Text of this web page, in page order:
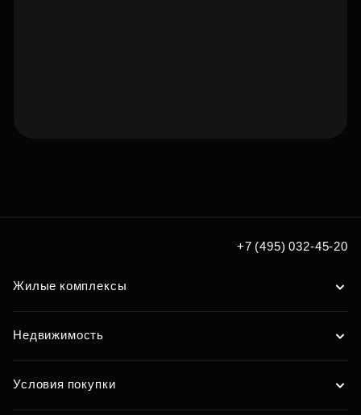
+7 (495) 032-45-20
Жилые комплексы
Недвижимость
Условия покупки